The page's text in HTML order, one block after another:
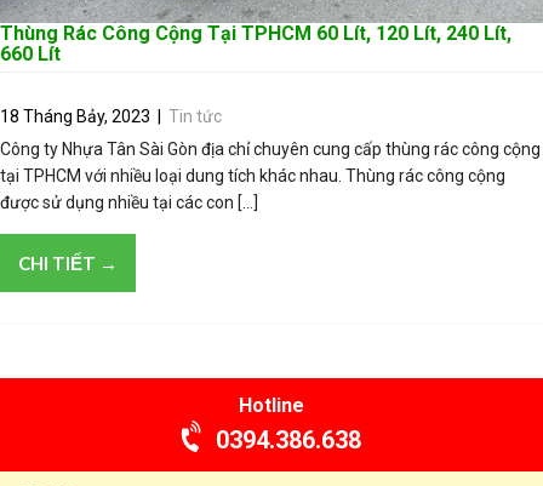
Thùng Rác Công Cộng Tại TPHCM 60 Lít, 120 Lít, 240 Lít,
660 Lít
18 Tháng Bảy, 2023
Tin tức
Công ty Nhựa Tân Sài Gòn địa chỉ chuyên cung cấp thùng rác công cộng
tại TPHCM với nhiều loại dung tích khác nhau. Thùng rác công cộng
được sử dụng nhiều tại các con […]
CHI TIẾT →
Hotline
0394.386.638